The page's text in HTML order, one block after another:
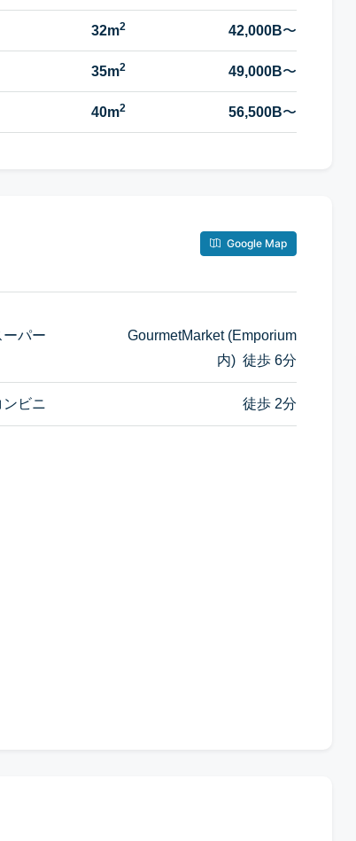
32m2 42,000B〜
35m2 49,000B〜
40m2 56,500B〜
Google Map
パー
GourmetMarket (Emporium
内) 徒歩 6分
ビニ 徒歩 2分